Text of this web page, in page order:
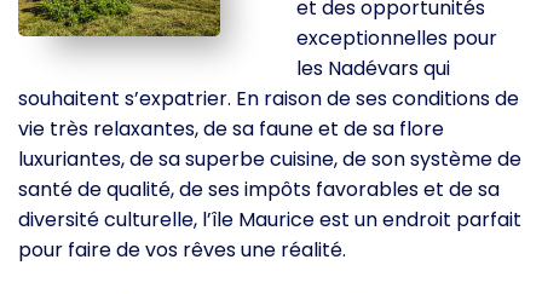
et des opportunités
exceptionnelles pour
les Nadévars qui
souhaitent s’expatrier. En raison de ses conditions de
vie très relaxantes, de sa faune et de sa flore
luxuriantes, de sa superbe cuisine, de son système de
santé de qualité, de ses impôts favorables et de sa
diversité culturelle, l’île Maurice est un endroit parfait
pour faire de vos rêves une réalité.